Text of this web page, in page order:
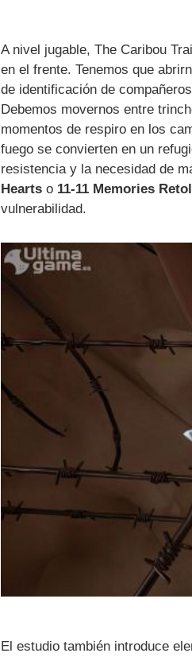
A nivel jugable, The Caribou
en el frente. Tenemos que
de identificación de
Debemos movernos entre
momentos de respiro en los
fuego se convierten en un
resistencia y la necesidad de
Hearts o 11-11 Memories
vulnerabilidad.
El estudio también introduce